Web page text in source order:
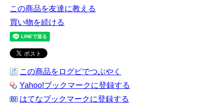
この商品を友達に教える
買い物を続ける
この商品をログピでつぶやく
Yahoo!ブックマークに登録する
はてなブックマークに登録する